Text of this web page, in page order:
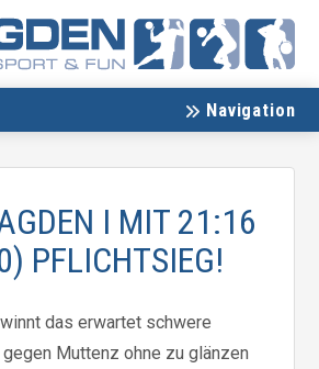
Navigation
I MIT 21:16
PFLICHTSIEG!
das erwartet schwere
Muttenz ohne zu glänzen